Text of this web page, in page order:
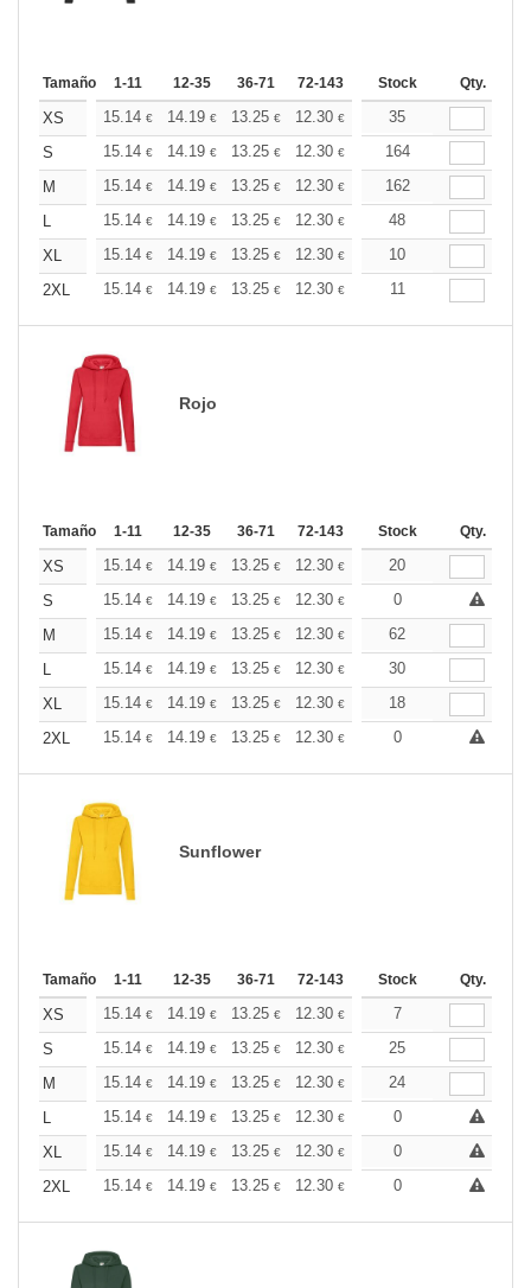
Tamaño 1-11 12-35 36-71 72-143 144-287 288 +
Stock Qty.
XS 15.14 € 14.19 € 13.25 € 12.30 € 11.36€
35
S
15.14 € 14.19 € 13.25 € 12.30 € 11.36€
164
M
15.14 € 14.19 € 13.25 € 12.30 € 11.36€
162
L
15.14 € 14.19 € 13.25 € 12.30 € 11.36€
48
XL
15.14 € 14.19 € 13.25 € 12.30 € 11.36€
10
2XL
15.14 € 14.19 € 13.25 € 12.30 € 11.36
11
Rojo
Tamaño 1-11 12-35 36-71 72-143 144-287 288 +
Stock Qty.
XS 15.14 € 14.19 € 13.25 € 12.30 € 11.36€
20
S
15.14 € 14.19 € 13.25 € 12.30 € 11.36 €
0
M
15.14 € 14.19 € 13.25 € 12.30 € 11.36€
62
L
15.14 € 14.19 € 13.25 € 12.30 € 11.36€
30
XL
15.14 € 14.19 € 13.25 € 12.30 € 11.36€
18
2XL
15.14 € 14.19 € 13.25 € 12.30 € 11.36 €
0
Sunflower
Tamaño 1-11 12-35 36-71 72-143 144-287 288 +
Stock Qty.
XS 15.14 € 14.19 € 13.25 € 12.30 € 11.36
7
S
15.14 € 14.19 € 13.25 € 12.30 € 11.36€
25
M
15.14 € 14.19 € 13.25 € 12.30 € 11.36€
24
L
15.14 € 14.19 € 13.25 € 12.30 € 11.36 €
0
XL
15.14 € 14.19 € 13.25 € 12.30 € 11.36 €
0
2XL
15.14 € 14.19 € 13.25 € 12.30 € 11.36 €
0